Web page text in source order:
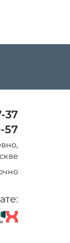
37
57